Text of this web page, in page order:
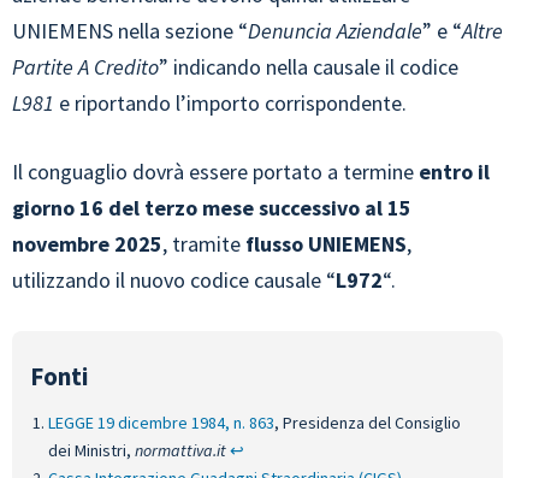
UNIEMENS nella sezione “Denuncia Aziendale” e “Altre
Partite A Credito” indicando nella causale il codice
L981 e riportando l’importo corrispondente.
Il conguaglio dovrà essere portato a termine entro il
giorno 16 del terzo mese successivo al 15
novembre 2025, tramite flusso UNIEMENS,
utilizzando il nuovo codice causale “L972“.
LEGGE 19 dicembre 1984, n. 863, Presidenza del Consiglio
dei Ministri, normattiva.it↩︎